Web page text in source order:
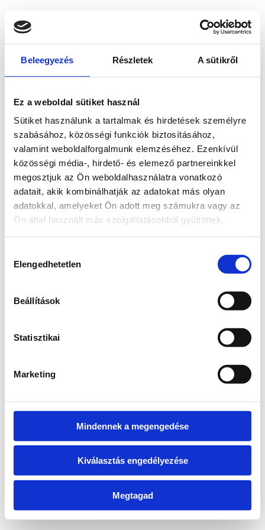
Beleegyezés Részletek A sütikről
Ez a weboldal sütiket használ
Sütiket használunk a tartalmak és hirdetések személyre
szabásához, közösségi funkciók biztosításához,
valamint weboldalforgalmunk elemzéséhez. Ezenkívül
közösségi média-, hirdető- és elemező partnereinkkel
megosztjuk az Ön weboldalhasználatra vonatkozó
adatait, akik kombinálhatják az adatokat más olyan
adatokkal, amelyeket Ön adott meg számukra vagy az
Ön által használt más szolgáltatásokból gyűjtöttek.
kiválasztása
Elengedhetetlen
Beállítások
Statisztikai
Marketing
Mindennek a megengedése
Kiválasztás engedélyezése
Megtagad
loadingwww.bicapp.hu
(see the browser console for more